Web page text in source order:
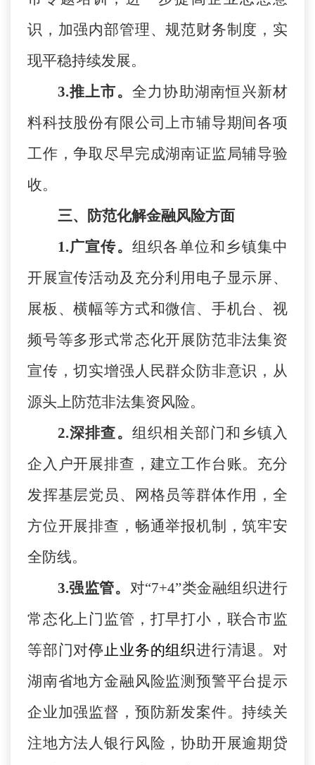
识， 加强内部管理、规范财务制度，实
现平稳持续发展。
3.推上市。 全力协助湖南恒兴新材
料科技股份有限公司上市辅导期间各项
工作，争取尽早完成湖南证监局辅导验
收。
三、防范化解金融风险方面
1.广宣传。 组织各单位和乡镇集中
开展宣传活动及充分利用电子显示屏、
展板、横幅等方式和微信、手机台、视
频号等多形式常态化开展防范非法集资
宣传，切实增强人民群众防非意识，从
源头上防范非法集资风险。
2.深排查。 组织相关部门和乡镇入
企入户开展排查，建立工作台账。充分
发挥基层党员、网格员等群体作用，全
方位开展排查，畅通举报机制，筑牢安
全防线。
3.强监管。 对“7+4”类金融组织进行
常态化上门监管，打早打小，联合市监
等部门对停止业务的组织进行清退。对
湖南省地方金融风险监测预警平台提示
企业加强监督，预防新发案件。持续关
注地方法人银行风险，协助开展逾期贷